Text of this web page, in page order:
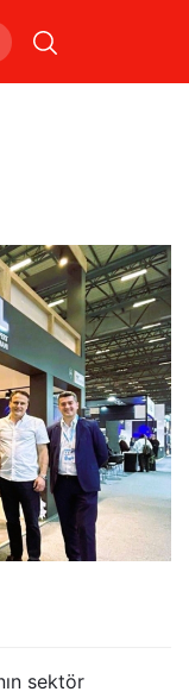
sektör